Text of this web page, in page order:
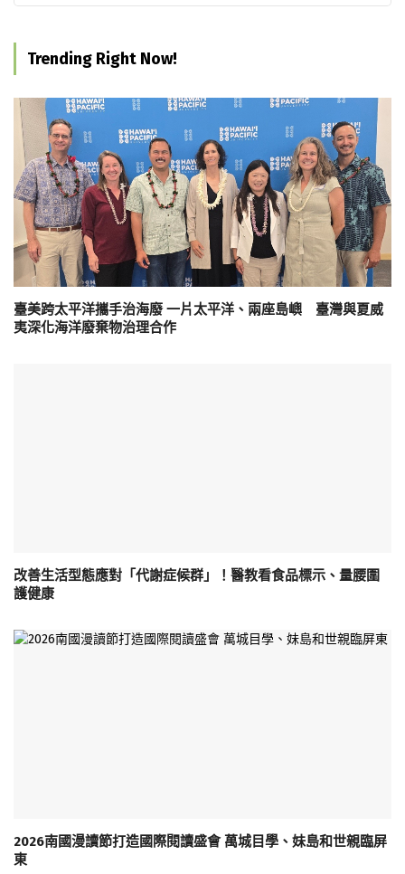
Trending Right Now!
臺美跨太平洋攜手治海廢 一片太平洋、兩座島嶼 臺灣與夏威
夷深化海洋廢棄物治理合作
改善生活型態應對「代謝症候群」！醫教看食品標示、量腰圍
護健康
2026南國漫讀節打造國際閱讀盛會 萬城目學、妹島和世親臨屏
東